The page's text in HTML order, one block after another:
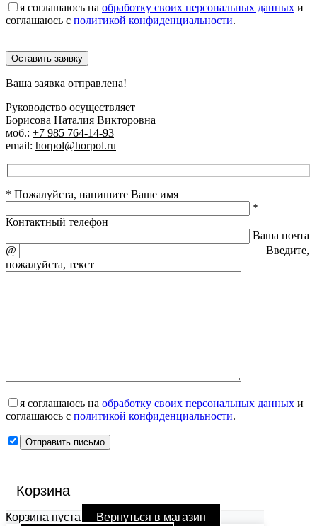
я соглашаюсь на обработку своих персональных данных и
соглашаюсь с политикой конфиденциальности.
Оставить заявку
Ваша заявка отправлена!
Руководство осуществляет
Борисова Наталия Викторовна
моб.: +7 985 764-14-93
email: horpol@horpol.ru
* Пожалуйста, напишите Ваше имя
*
Контактный телефон
Ваша почта
@
Введите,
пожалуйста, текст
я соглашаюсь на обработку своих персональных данных и
соглашаюсь с политикой конфиденциальности.
Корзина
Корзина пуста Вернуться в магазин